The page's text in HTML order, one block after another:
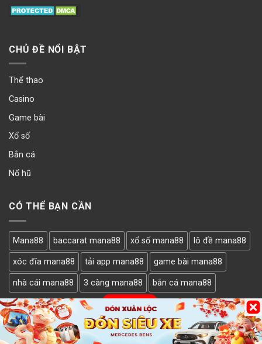
CHỦ ĐỀ NỔI BẬT
Thể thao
Casino
Game bài
Xổ số
Bắn cá
Nổ hũ
CÓ THỂ BẠN CẦN
Mana88 baccarat mana88 xổ số mana88 lô đề mana88
xóc đĩa mana88 tải app mana88 game bài mana88
nhà cái mana88 3 càng mana88 bắn cá mana88
LẤY MÃ